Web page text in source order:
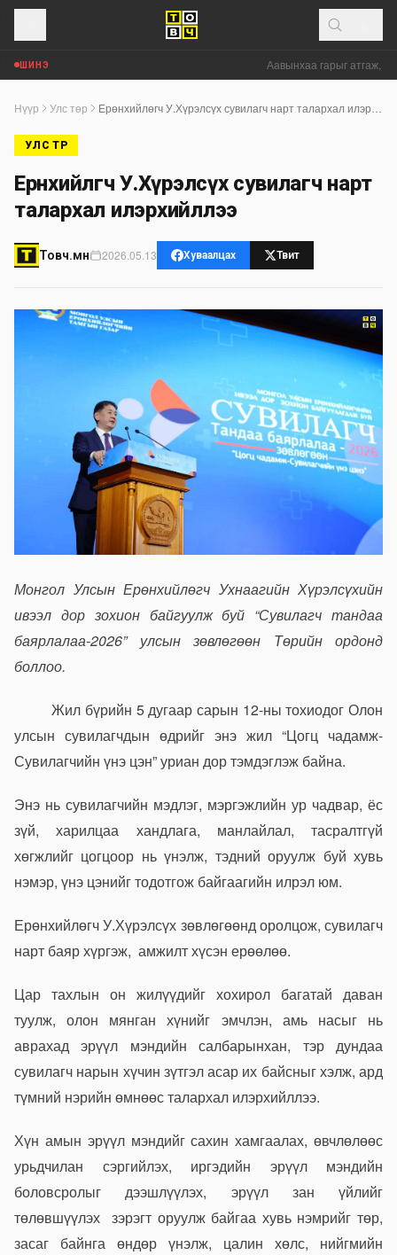
ШИНЭ Аавынхаа гарыг атгаж,
Нүүр Улс төр
УЛС ТӨР
Ерөнхийлөгч У.Хүрэлсүх сувилагч нарт
талархал илэрхийллээ
Товч.мн 2026.05.13 Хуваалцах Твит
Монгол Улсын Ерөнхийлөгч Ухнаагийн Хүрэлсүхийн
ивээл дор зохион байгуулж буй “Сувилагч тандаа
баярлалаа-2026” улсын зөвлөгөөн Төрийн ордонд
боллоо.
Жил бүрийн 5 дугаар сарын 12-ны тохиодог Олон
улсын сувилагчдын өдрийг энэ жил “Цогц чадамж-
Сувилагчийн үнэ цэн” уриан дор тэмдэглэж байна.
Энэ нь сувилагчийн мэдлэг, мэргэжлийн ур чадвар, ёс
зүй, харилцаа хандлага, манлайлал, тасралтгүй
хөгжлийг цогцоор нь үнэлж, тэдний оруулж буй хувь
нэмэр, үнэ цэнийг тодотгож байгаагийн илрэл юм.
Ерөнхийлөгч У.Хүрэлсүх зөвлөгөөнд оролцож, сувилагч
нарт баяр хүргэж, амжилт хүсэн ерөөлөө.
Цар тахлын он жилүүдийг хохирол багатай даван
туулж, олон мянган хүнийг эмчлэн, амь насыг нь
аврахад эрүүл мэндийн салбарынхан, тэр дундаа
сувилагч нарын хүчин зүтгэл асар их байсныг хэлж, ард
түмний нэрийн өмнөөс талархал илэрхийллээ.
Хүн амын эрүүл мэндийг сахин хамгаалах, өвчлөлөөс
урьдчилан сэргийлэх, иргэдийн эрүүл мэндийн
боловсролыг дээшлүүлэх, эрүүл зан үйлийг
төлөвшүүлэх зэрэгт оруулж байгаа хувь нэмрийг төр,
засаг байнга өндөр үнэлж, цалин хөлс, нийгмийн